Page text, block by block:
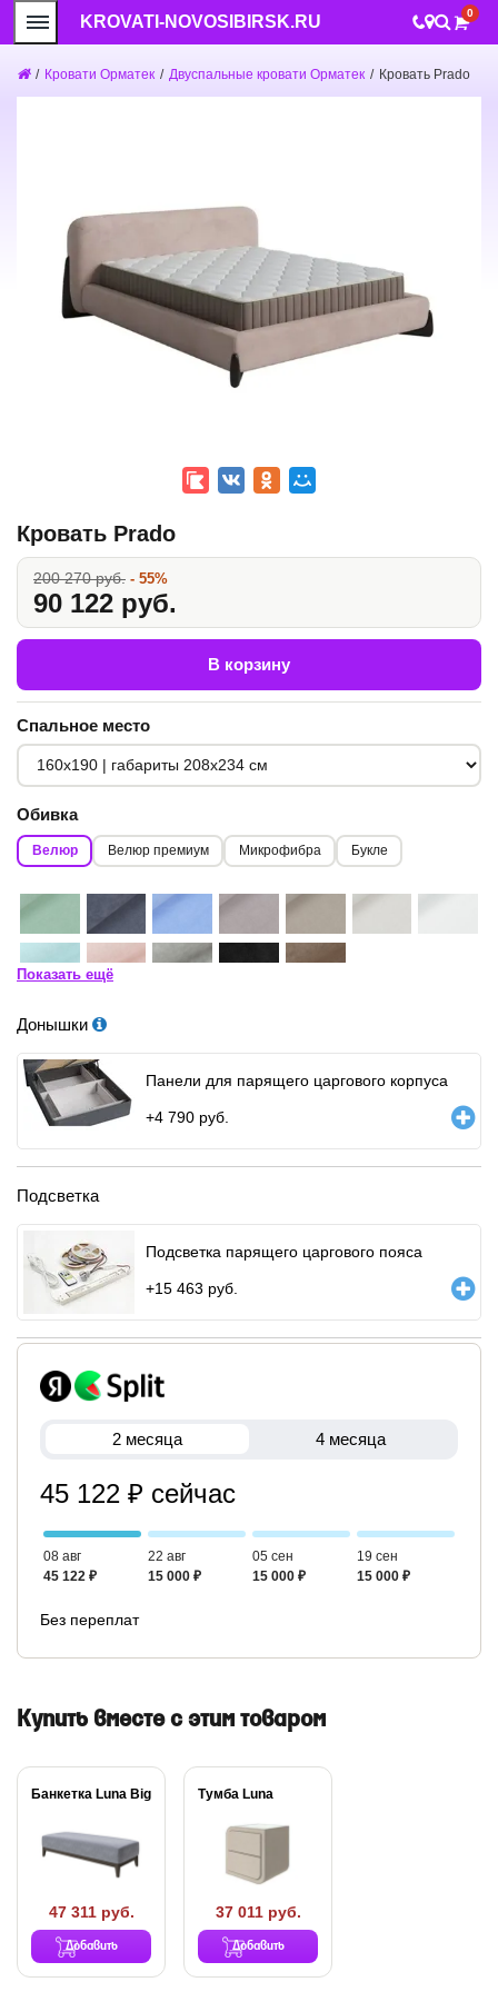
KROVATI-NOVOSIBIRSK.RU 0
/ Кровати Орматек / Двуспальные кровати Орматек / Кровать Prado
Кровать Prado
200 270 руб. - 55%
90 122 руб.
В корзину
Спальное место
Обивка
Велюр Велюр премиум Микрофибра Букле
Показать ещё
Донышки
Панели для парящего царгового корпуса
+4 790 руб.
Подсветка
Подсветка парящего царгового пояса
+15 463 руб.
2 месяца 4 месяца
45 122 ₽ сейчас
08 авг
45 122 ₽
22 авг
15 000 ₽
05 сен
15 000 ₽
19 сен
15 000 ₽
Без переплат
Купить вместе с этим товаром
Банкетка Luna Big
47 311 руб.
Добавить
Тумба Luna
37 011 руб.
Добавить